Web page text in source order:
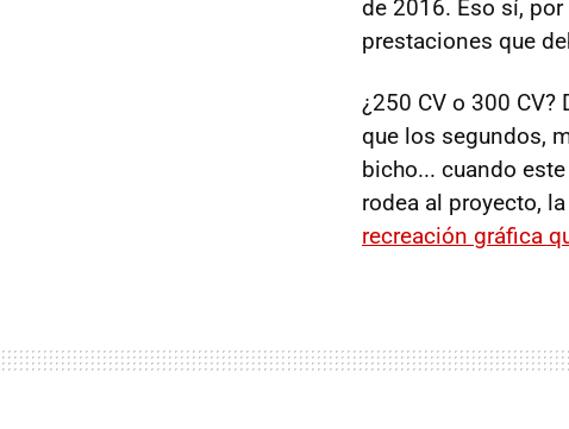
de 2016. Eso sí,
prestaciones que
¿250 CV o 300
que los segundos,
bicho... cuando
rodea al proyecto,
recreación gráfica